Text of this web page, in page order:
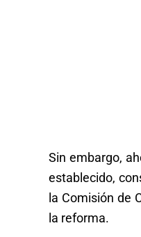
Sin embargo,
establecido,
la Comisión de
la reforma.